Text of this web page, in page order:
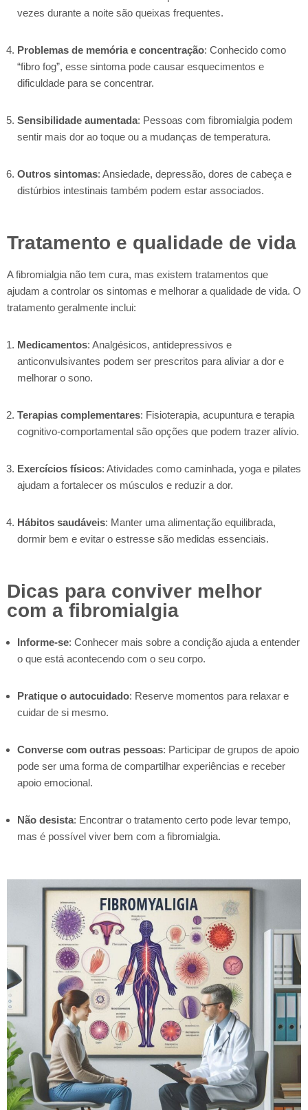
vezes durante a noite são queixas frequentes.
Problemas de memória e concentração: Conhecido como
“fibro fog”, esse sintoma pode causar esquecimentos e
dificuldade para se concentrar.
Sensibilidade aumentada: Pessoas com fibromialgia podem
sentir mais dor ao toque ou a mudanças de temperatura.
Outros sintomas: Ansiedade, depressão, dores de cabeça e
distúrbios intestinais também podem estar associados.
Tratamento e qualidade de vida
A fibromialgia não tem cura, mas existem tratamentos que
ajudam a controlar os sintomas e melhorar a qualidade de vida. O
tratamento geralmente inclui:
Medicamentos: Analgésicos, antidepressivos e
anticonvulsivantes podem ser prescritos para aliviar a dor e
melhorar o sono.
Terapias complementares: Fisioterapia, acupuntura e terapia
cognitivo-comportamental são opções que podem trazer alívio.
Exercícios físicos: Atividades como caminhada, yoga e pilates
ajudam a fortalecer os músculos e reduzir a dor.
Hábitos saudáveis: Manter uma alimentação equilibrada,
dormir bem e evitar o estresse são medidas essenciais.
Dicas para conviver melhor
com a fibromialgia
Informe-se: Conhecer mais sobre a condição ajuda a entender
o que está acontecendo com o seu corpo.
Pratique o autocuidado: Reserve momentos para relaxar e
cuidar de si mesmo.
Converse com outras pessoas: Participar de grupos de apoio
pode ser uma forma de compartilhar experiências e receber
apoio emocional.
Não desista: Encontrar o tratamento certo pode levar tempo,
mas é possível viver bem com a fibromialgia.